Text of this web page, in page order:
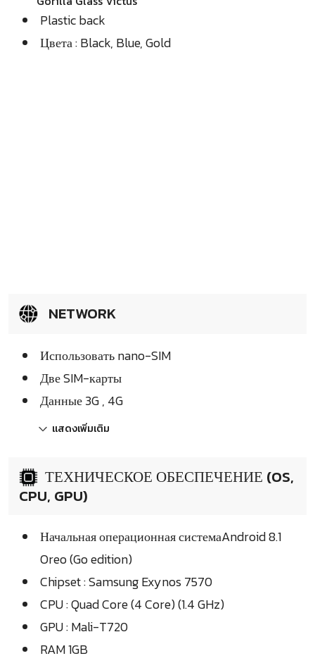
Plastic back
Цвета : Black, Blue, Gold
NETWORK
Использовать nano-SIM
Две SIM-карты
Данные 3G , 4G
แสดงเพิ่มเติม
ТЕХНИЧЕСКОЕ ОБЕСПЕЧЕНИЕ (OS,
CPU, GPU)
Начальная операционная системаAndroid 8.1
Oreo (Go edition)
Chipset : Samsung Exynos 7570
CPU : Quad Core (4 Core) (1.4 GHz)
GPU : Mali-T720
RAM 1GB